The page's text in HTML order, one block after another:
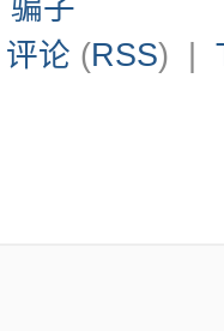
骗子
评论 (RSS) |